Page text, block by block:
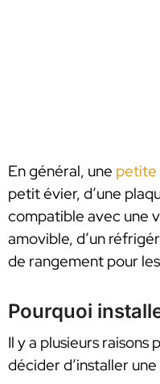
En général, une petite
petit évier, d’une
compatible avec une
amovible, d’un
de rangement pour
Pourquoi
Il y a plusieurs raisons
décider d’installer